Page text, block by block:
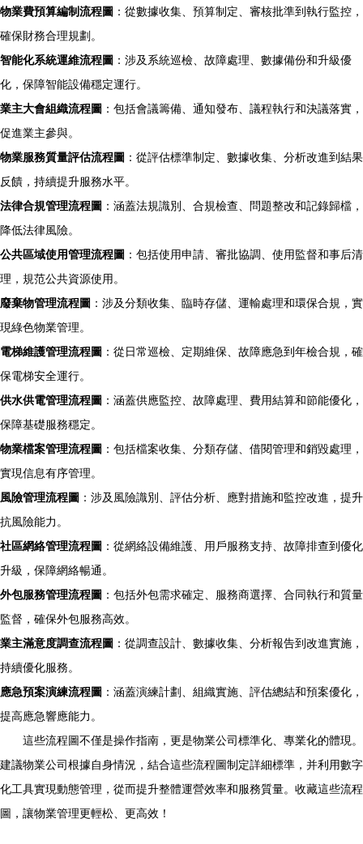
物業費預算編制流程圖 ：從數據收集、預算制定、審核批準到執行監控，
確保財務合理規劃。
智能化系統運維流程圖 ：涉及系統巡檢、故障處理、數據備份和升級優
化，保障智能設備穩定運行。
業主大會組織流程圖 ：包括會議籌備、通知發布、議程執行和決議落實，
促進業主參與。
物業服務質量評估流程圖 ：從評估標準制定、數據收集、分析改進到結果
反饋，持續提升服務水平。
法律合規管理流程圖 ：涵蓋法規識別、合規檢查、問題整改和記錄歸檔，
降低法律風險。
公共區域使用管理流程圖 ：包括使用申請、審批協調、使用監督和事后清
理，規范公共資源使用。
廢棄物管理流程圖 ：涉及分類收集、臨時存儲、運輸處理和環保合規，實
現綠色物業管理。
電梯維護管理流程圖 ：從日常巡檢、定期維保、故障應急到年檢合規，確
保電梯安全運行。
供水供電管理流程圖 ：涵蓋供應監控、故障處理、費用結算和節能優化，
保障基礎服務穩定。
物業檔案管理流程圖 ：包括檔案收集、分類存儲、借閱管理和銷毀處理，
實現信息有序管理。
風險管理流程圖 ：涉及風險識別、評估分析、應對措施和監控改進，提升
抗風險能力。
社區網絡管理流程圖 ：從網絡設備維護、用戶服務支持、故障排查到優化
升級，保障網絡暢通。
外包服務管理流程圖 ：包括外包需求確定、服務商選擇、合同執行和質量
監督，確保外包服務高效。
業主滿意度調查流程圖 ：從調查設計、數據收集、分析報告到改進實施，
持續優化服務。
應急預案演練流程圖 ：涵蓋演練計劃、組織實施、評估總結和預案優化，
提高應急響應能力。
這些流程圖不僅是操作指南，更是物業公司標準化、專業化的體現。
建議物業公司根據自身情況，結合這些流程圖制定詳細標準，并利用數字
化工具實現動態管理，從而提升整體運營效率和服務質量。收藏這些流程
圖，讓物業管理更輕松、更高效！